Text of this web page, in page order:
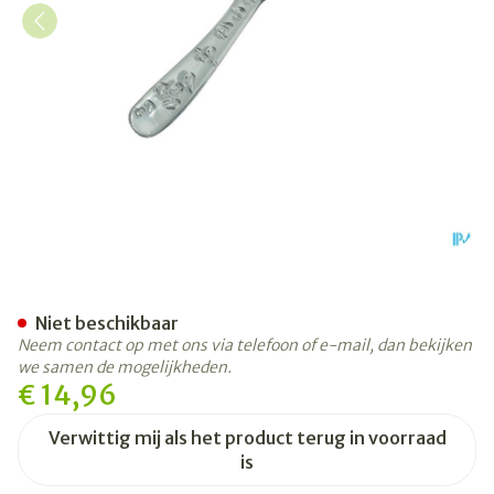
€ 14,96
Verwittig mij als het product terug in voorraad
is
Niet beschikbaar
Neem contact op met ons via telefoon of e-mail, dan bekijken
we samen de mogelijkheden.